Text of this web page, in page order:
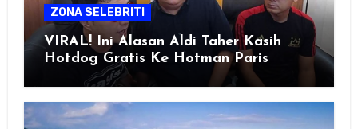
ZONA SELEBRITI
VIRAL! Ini Alasan Aldi Taher Kasih
Hotdog Gratis Ke Hotman Paris